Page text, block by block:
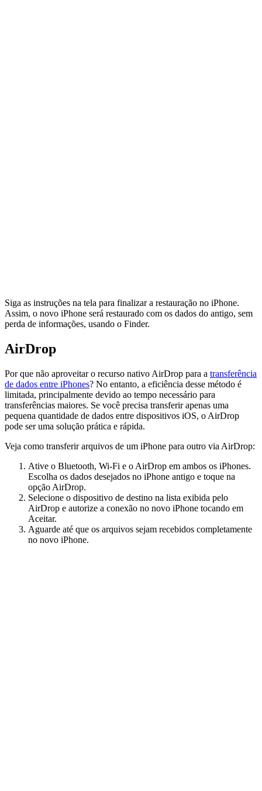
Siga as instruções na tela para finalizar a restauração no iPhone.
Assim, o novo iPhone será restaurado com os dados do antigo, sem
perda de informações, usando o Finder.
AirDrop
Por que não aproveitar o recurso nativo AirDrop para a transferência
de dados entre iPhones? No entanto, a eficiência desse método é
limitada, principalmente devido ao tempo necessário para
transferências maiores. Se você precisa transferir apenas uma
pequena quantidade de dados entre dispositivos iOS, o AirDrop
pode ser uma solução prática e rápida.
Veja como transferir arquivos de um iPhone para outro via AirDrop:
Ative o Bluetooth, Wi-Fi e o AirDrop em ambos os iPhones.
Escolha os dados desejados no iPhone antigo e toque na
opção AirDrop.
Selecione o dispositivo de destino na lista exibida pelo
AirDrop e autorize a conexão no novo iPhone tocando em
Aceitar.
Aguarde até que os arquivos sejam recebidos completamente
no novo iPhone.